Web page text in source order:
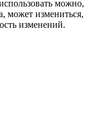
можно,
может измениться,
изменений.